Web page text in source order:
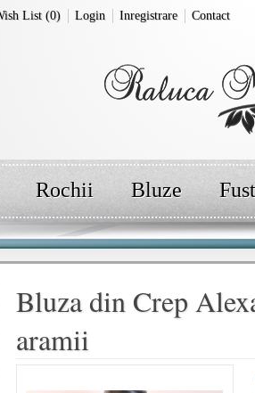
List (0) Login Inregistrare Contact
Rochii Bluze
Bluza din Crep
aramii